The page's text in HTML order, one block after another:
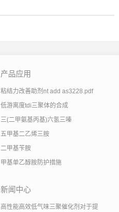
产品应用
粘结力改善助剂nt add as3228.pdf
低游离度tdi三聚体的合成
三(二甲氨基丙基)六氢三嗪
五甲基二乙烯三胺
二甲基苄胺
甲基单乙醇胺防护措施
新闻中心
高性能高效低气味三聚催化剂对于提